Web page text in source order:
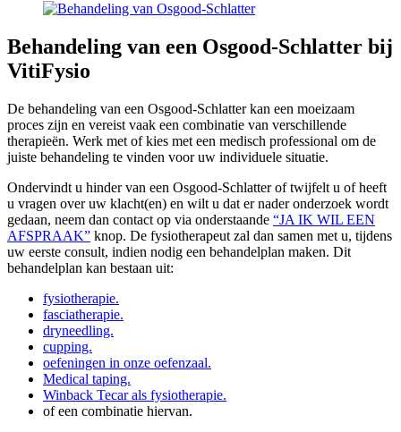
Behandeling van een Osgood-Schlatter bij
VitiFysio
De behandeling van een Osgood-Schlatter kan een moeizaam
proces zijn en vereist vaak een combinatie van verschillende
therapieën. Werk met of kies met een medisch professional om de
juiste behandeling te vinden voor uw individuele situatie.
Ondervindt u hinder van een Osgood-Schlatter of twijfelt u of heeft
u vragen over uw klacht(en) en wilt u dat er nader onderzoek wordt
gedaan, neem dan contact op via onderstaande “JA IK WIL EEN
AFSPRAAK” knop. De fysiotherapeut zal dan samen met u, tijdens
uw eerste consult, indien nodig een behandelplan maken. Dit
behandelplan kan bestaan uit:
fysiotherapie.
fasciatherapie.
dryneedling.
cupping.
oefeningen in onze oefenzaal.
Medical taping.
Winback Tecar als fysiotherapie.
of een combinatie hiervan.